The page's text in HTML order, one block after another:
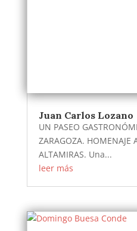
Juan Carlos Lozano
UN PASEO
ZARAGOZA. HOMENAJE
ALTAMIRAS. Una...
leer más